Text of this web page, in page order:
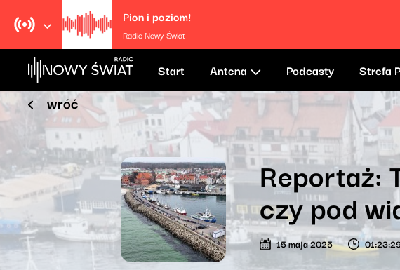
Pion i poziom!
Radio Nowy Świat
Start Antena Podcasty Strefa
wróć
Reportaż:
czy pod
15 maja 2025